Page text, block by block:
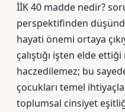
İİK 40 madde nedir?
perspektifinden
hayati önemi ortaya
çalıştığı işten elde ettiği
haczedilemez; bu
çocukları temel
toplumsal cinsiyet